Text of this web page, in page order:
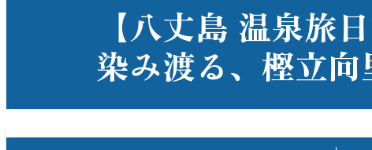
【八丈島 温泉旅
染み渡る、樫立向